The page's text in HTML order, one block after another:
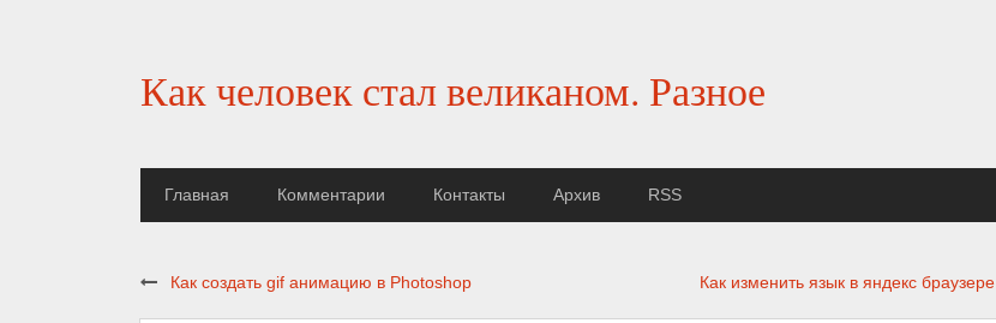
Как человек стал великаном. Разное
Главная Комментарии Контакты Архив RSS
Как создать gif анимацию в Photoshop Как изменить язык в яндекс браузере